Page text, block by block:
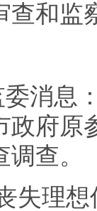
查和监
消息
政府原
查。
理想